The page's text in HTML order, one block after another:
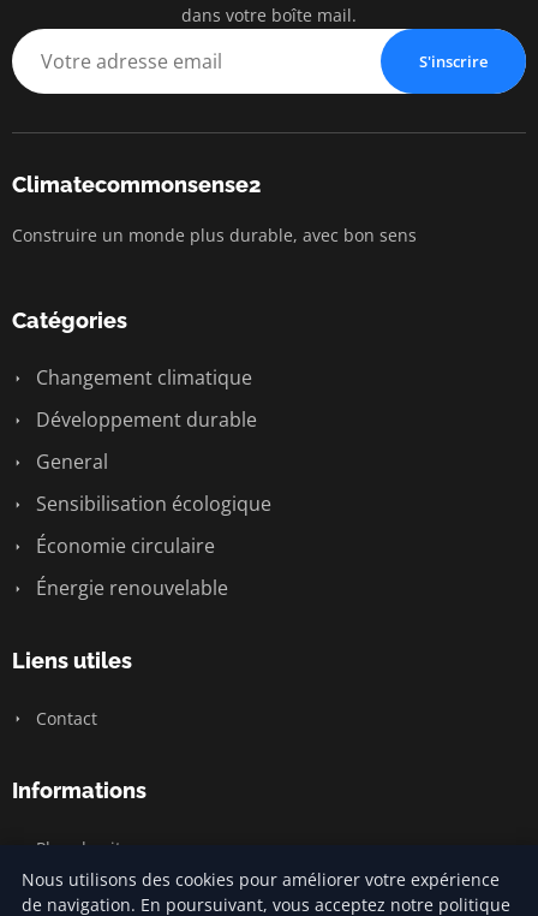
dans votre boîte mail.
S'inscrire
Climatecommonsense2
Construire un monde plus durable, avec bon sens
Catégories
Changement climatique
Développement durable
General
Sensibilisation écologique
Économie circulaire
Énergie renouvelable
Liens utiles
Contact
Informations
Plan du site
Nous utilisons des cookies pour améliorer votre expérience
de navigation. En poursuivant, vous acceptez notre politique